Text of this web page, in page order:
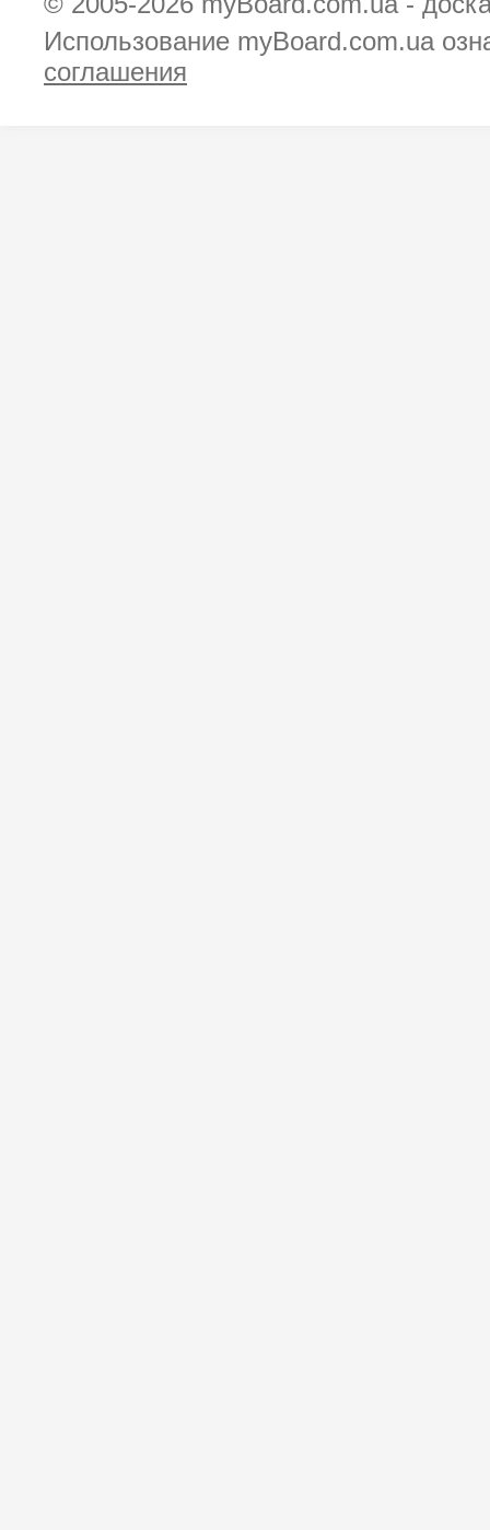
Использование myBoard.com.ua
соглашения